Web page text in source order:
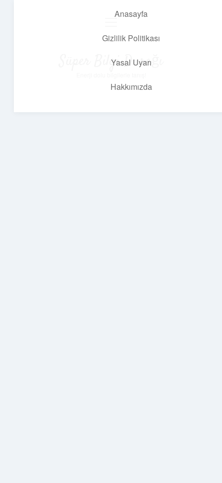
Anasayfa
Gizlilik Politikası
Yasal Uyarı
Hakkımızda
Süper Bilgi Durağı